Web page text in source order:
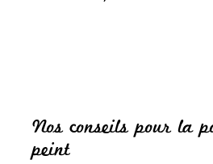
Nos conseils pour la
peint